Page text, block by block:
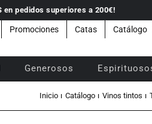
en pedidos superiores a 200€!
Promociones Catas Catálogo
Generosos
Inicio Catálogo Vinos tintos